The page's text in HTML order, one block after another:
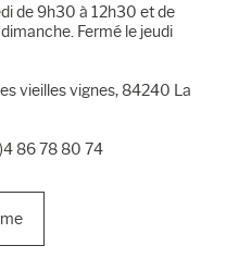
de 9h30 à 12h30 et de
Fermé le jeudi
vieilles vignes, 84240 La
86 78 80 74